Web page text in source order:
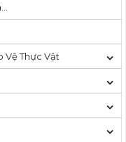
Vệ Thực Vật